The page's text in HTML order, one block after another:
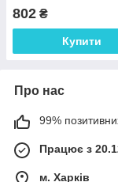
802 ₴
Купити
Про нас
99%
Працює з
м. Харків